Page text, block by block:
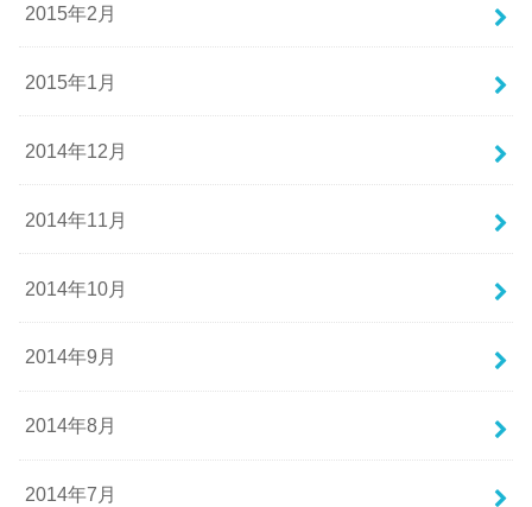
2015年2月
2015年1月
2014年12月
2014年11月
2014年10月
2014年9月
2014年8月
2014年7月